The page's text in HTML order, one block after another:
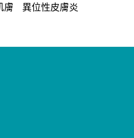
膚 異位性皮膚炎